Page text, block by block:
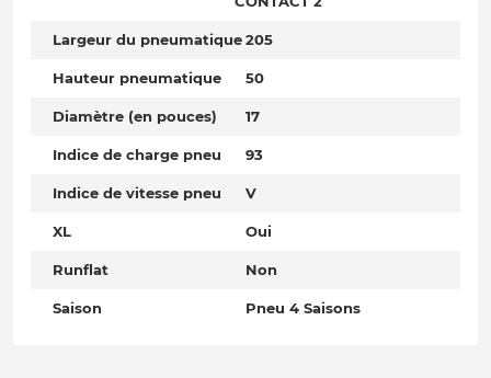
Largeur du pneumatique205
Hauteur pneumatique 50
Diamètre (en pouces) 17
Indice de charge pneu 93
Indice de vitesse pneu V
XL Oui
Runflat Non
Saison Pneu 4 Saisons